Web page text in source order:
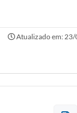
Atualizado em: